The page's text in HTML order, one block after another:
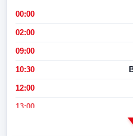
00:00
02:00
09:00
10:30
12:00
13:00